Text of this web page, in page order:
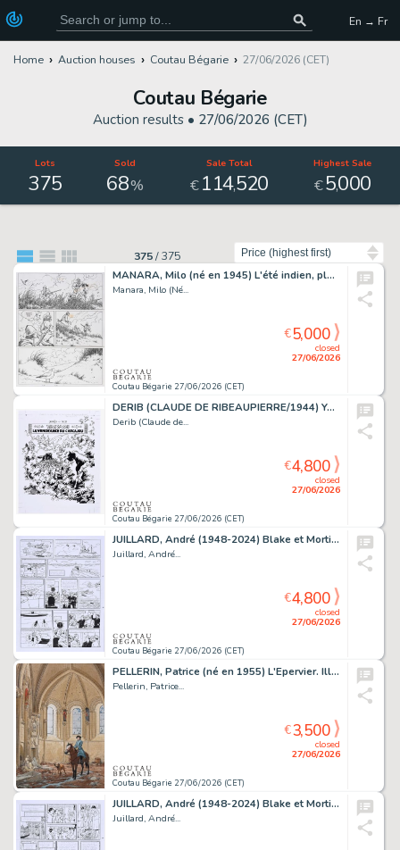
En → Fr
Home Auction houses Coutau Bégarie 27/06/2026 (CET)
Coutau Bégarie
Auction results • 27/06/2026 (CET)
Lots
375
Sold
68%
Sale Total
€114,520
Highest Sale
€5,000
375/375
MANARA, Milo (né en 1945) L'été indien, planche 23. Encre...
Manara, Milo (Né...
Coutau Bégarie 27/06/2026 (CET)
closed
27/06/2026
€5,000
DERIB (CLAUDE DE RIBEAUPIERRE/1944) Yakari, Tome 26,...
Derib (Claude de...
Coutau Bégarie 27/06/2026 (CET)
closed
27/06/2026
€4,800
JUILLARD, André (1948-2024) Blake et Mortimer, T.23,...
Juillard, André...
Coutau Bégarie 27/06/2026 (CET)
closed
27/06/2026
€4,800
PELLERIN, Patrice (né en 1955) L'Epervier. Illustration...
Pellerin, Patrice...
Coutau Bégarie 27/06/2026 (CET)
closed
27/06/2026
€3,500
JUILLARD, André (1948-2024) Blake et Mortimer, T.24,...
Juillard, André...